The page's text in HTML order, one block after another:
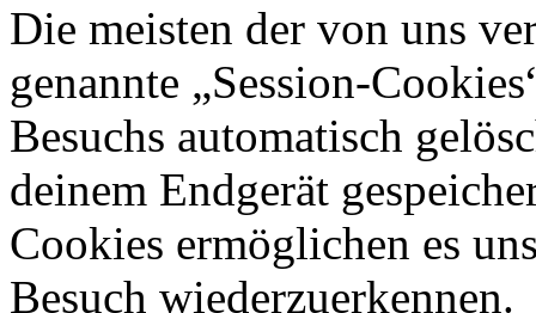
Die meisten der von uns
genannte „Session-
Besuchs automatisch
deinem Endgerät
Cookies ermöglichen es
Besuch wiederzuerkennen.